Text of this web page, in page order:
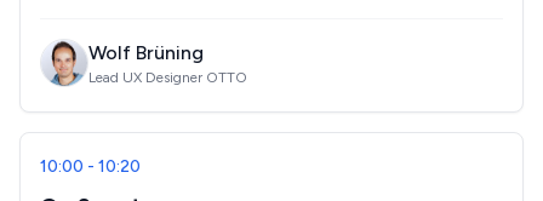
Wolf Brüning
Lead UX Designer OTTO
10:00 - 10:20